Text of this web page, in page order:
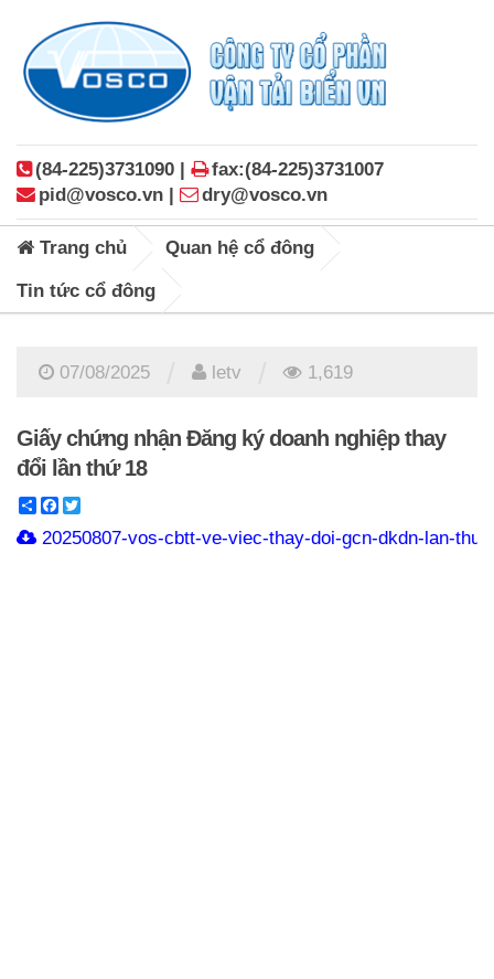
(84-225)3731090 |
fax:(84-225)3731007
pid@vosco.vn |
dry@vosco.vn
Trang chủ Quan hệ cổ đông
Tin tức cổ đông
07/08/2025 letv 1,619
Giấy chứng nhận Đăng ký doanh nghiệp thay
đổi lần thứ 18
ShareFacebook
20250807-vos-cbtt-ve-viec-thay-doi-gcn-dkdn-lan-thu-